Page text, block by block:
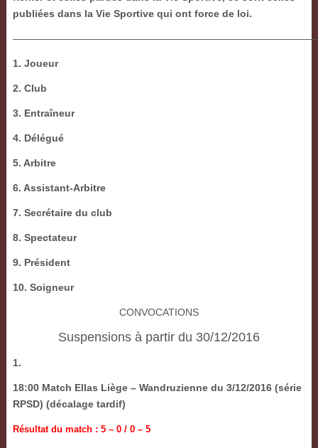
publiées dans la Vie Sportive qui ont force de loi.
1. Joueur
2. Club
3. Entraîneur
4. Délégué
5. Arbitre
6. Assistant-Arbitre
7. Secrétaire du club
8. Spectateur
9. Président
10. Soigneur
CONVOCATIONS
Suspensions à partir du 30/12/2016
1.
18:00 Match Ellas Liège – Wandruzienne du 3/12/2016 (série
RPSD) (décalage tardif)
Résultat du match : 5 – 0 / 0 – 5